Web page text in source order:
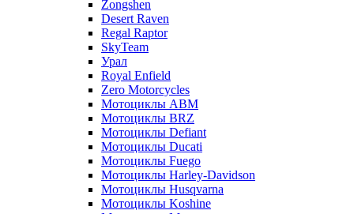
Zongshen
Desert Raven
Regal Raptor
SkyTeam
Урал
Royal Enfield
Zero Motorcycles
Мотоциклы ABM
Мотоциклы BRZ
Мотоциклы Defiant
Мотоциклы Ducati
Мотоциклы Fuego
Мотоциклы Harley-Davidson
Мотоциклы Husqvarna
Мотоциклы Koshine